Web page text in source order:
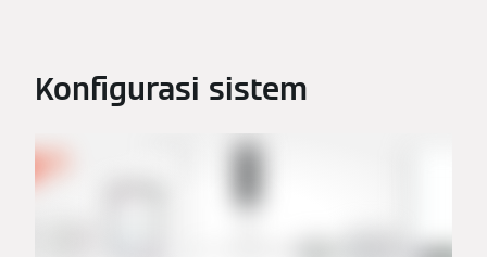
Konfigurasi sistem